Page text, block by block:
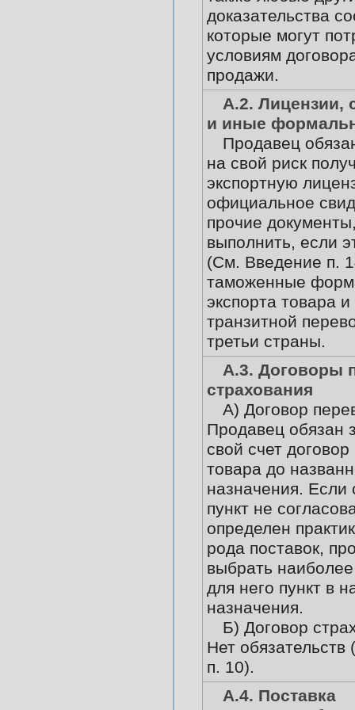
доказательства
которые могут
условиям
продажи.
А.2. Лицензии,
и иные
Продавец
на свой риск
экспортную
официальное
прочие
выполнить, если
(См. Введение п.
таможенные
экспорта товара и
транзитной
третьи страны.
А.3. Договоры
страхования
А) Договор
Продавец обязан
свой счет договор
товара до
назначения. Если
пункт не
определен
рода поставок,
выбрать
для него пункт в
назначения.
Б) Договор
Нет
п. 10).
А.4. Поставка